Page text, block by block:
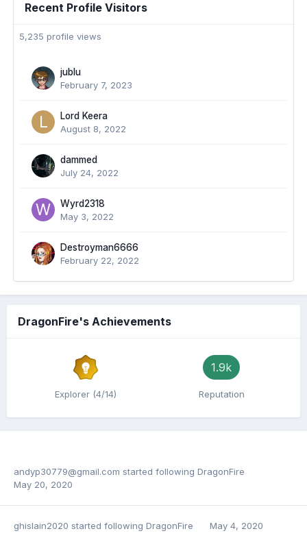
Recent Profile Visitors
5,235 profile views
jublu
February 7, 2023
Lord Keera
August 8, 2022
dammed
July 24, 2022
Wyrd2318
May 3, 2022
Destroyman6666
February 22, 2022
DragonFire's Achievements
Explorer (4/14)
1.9k
Reputation
andyp30779@gmail.com started following DragonFire
May 20, 2020
ghislain2020 started following DragonFire May 4, 2020